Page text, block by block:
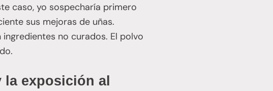
caso, yo sospecharía primero
sus mejoras de uñas.
no curados. El polvo
exposición al